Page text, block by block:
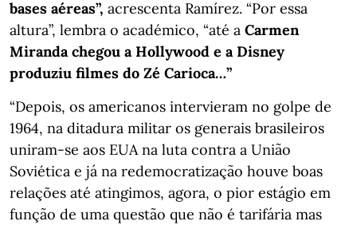
bases aéreas”, acrescenta Ramírez. “Por essa
altura”, lembra o académico, “até a Carmen
Miranda chegou a Hollywood e a Disney
produziu filmes do Zé Carioca…”
“Depois, os americanos intervieram no golpe de
1964, na ditadura militar os generais brasileiros
uniram-se aos EUA na luta contra a União
Soviética e já na redemocratização houve boas
relações até atingimos, agora, o pior estágio em
função de uma questão que não é tarifária mas